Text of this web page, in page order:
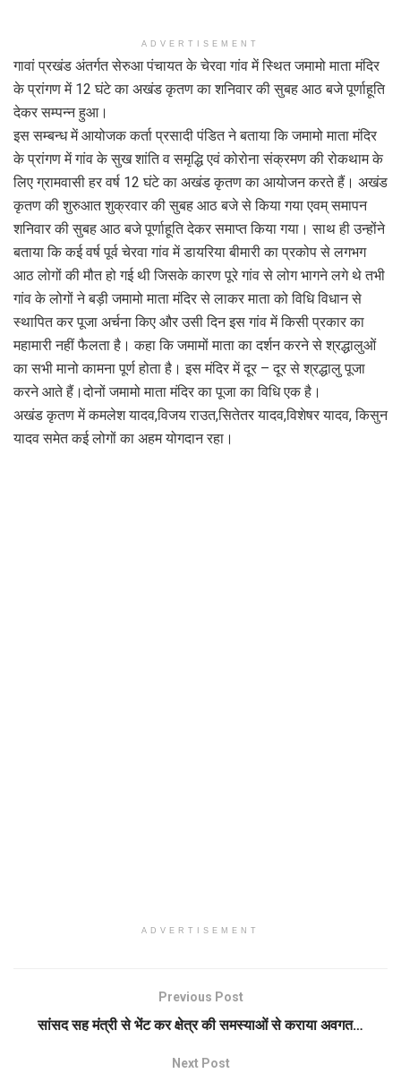
ADVERTISEMENT
गावां प्रखंड अंतर्गत सेरुआ पंचायत के चेरवा गांव में स्थित जमामो माता मंदिर
के प्रांगण में 12 घंटे का अखंड कृतण का शनिवार की सुबह आठ बजे पूर्णाहूति
देकर सम्पन्न हुआ।
इस सम्बन्ध में आयोजक कर्ता प्रसादी पंडित ने बताया कि जमामो माता मंदिर
के प्रांगण में गांव के सुख शांति व समृद्धि एवं कोरोना संक्रमण की रोकथाम के
लिए ग्रामवासी हर वर्ष 12 घंटे का अखंड कृतण का आयोजन करते हैं। अखंड
कृतण की शुरुआत शुक्रवार की सुबह आठ बजे से किया गया एवम् समापन
शनिवार की सुबह आठ बजे पूर्णाहूति देकर समाप्त किया गया। साथ ही उन्होंने
बताया कि कई वर्ष पूर्व चेरवा गांव में डायरिया बीमारी का प्रकोप से लगभग
आठ लोगों की मौत हो गई थी जिसके कारण पूरे गांव से लोग भागने लगे थे तभी
गांव के लोगों ने बड़ी जमामो माता मंदिर से लाकर माता को विधि विधान से
स्थापित कर पूजा अर्चना किए और उसी दिन इस गांव में किसी प्रकार का
महामारी नहीं फैलता है। कहा कि जमामों माता का दर्शन करने से श्रद्धालुओं
का सभी मानो कामना पूर्ण होता है। इस मंदिर में दूर – दूर से श्रद्धालु पूजा
करने आते हैं।दोनों जमामो माता मंदिर का पूजा का विधि एक है।
अखंड कृतण में कमलेश यादव,विजय राउत,सितेतर यादव,विशेषर यादव, किसुन
यादव समेत कई लोगों का अहम योगदान रहा।
ADVERTISEMENT
Previous Post
सांसद सह मंत्री से भेंट कर क्षेत्र की समस्याओं से कराया अवगत…
Next Post